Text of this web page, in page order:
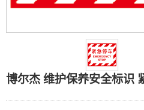
博尔杰 维护保养安全标识